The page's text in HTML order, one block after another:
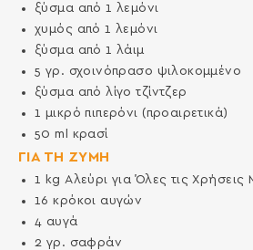
ξύσμα από 1 λεμόνι
χυμός από 1 λεμόνι
ξύσμα από 1 λάιμ
5 γρ. σχοινόπρασο ψιλοκομμένο
ξύσμα από λίγο τζίντζερ
1 μικρό πιπερόνι (προαιρετικά)
50ml κρασί
ΓΙΑ ΤΗ ΖΥΜΗ
1 kgΑλεύρι για Όλες τις
16κρόκοι αυγών
4 αυγά
2 γρ. σαφράν